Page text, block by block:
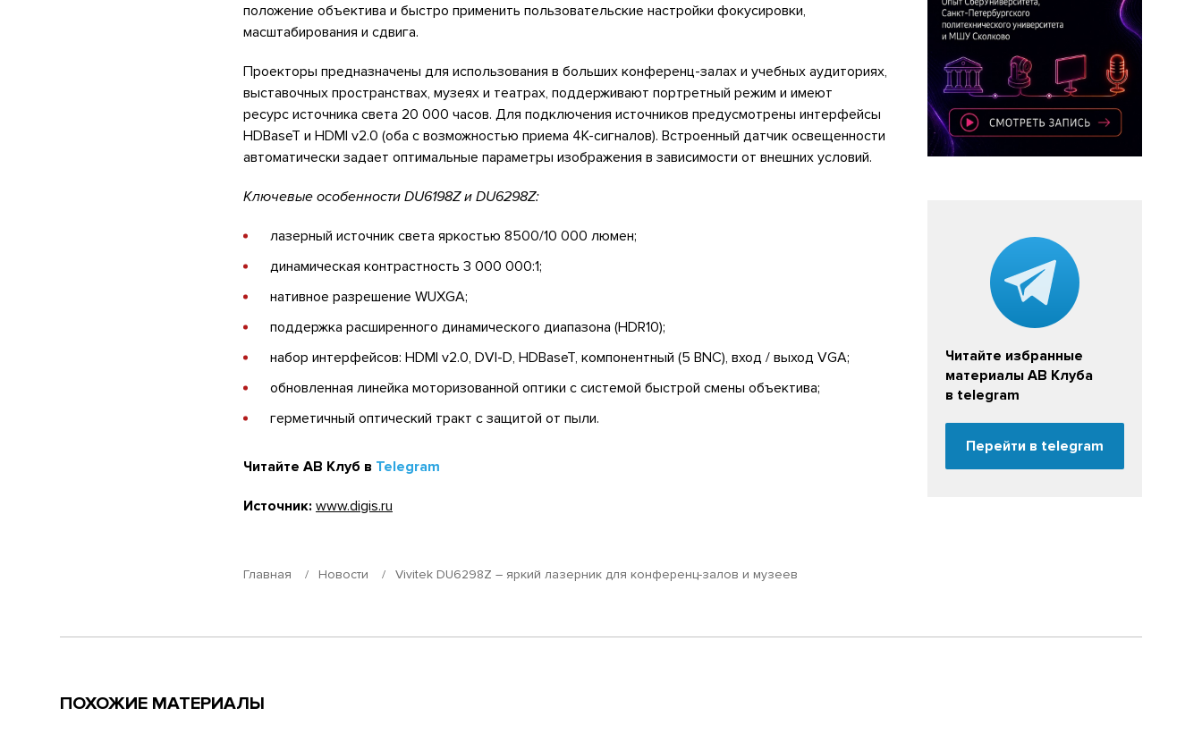
положение объектива и быстро применить пользовательские настройки фокусировки,
масштабирования и сдвига.
Проекторы предназначены для использования в больших конференц-залах и учебных аудиториях,
выставочных пространствах, музеях и театрах, поддерживают портретный режим и имеют
ресурс источника света 20 000 часов. Для подключения источников предусмотрены интерфейсы
HDBaseT и HDMI v2.0 (оба с возможностью приема 4K-сигналов). Встроенный датчик освещенности
автоматически задает оптимальные параметры изображения в зависимости от внешних условий.
Ключевые особенности DU6198Z и DU6298Z:
лазерный источник света яркостью 8500/10 000 люмен;
динамическая контрастность 3 000 000:1;
нативное разрешение WUXGA;
поддержка расширенного динамического диапазона (HDR10);
набор интерфейсов: HDMI v2.0, DVI-D, HDBaseT, компонентный (5 BNC), вход / выход VGA;
обновленная линейка моторизованной оптики с системой быстрой смены объектива;
герметичный оптический тракт с защитой от пыли.
Читайте АВ Клуб в Telegram
Источник: www.digis.ru
Главная Новости Vivitek DU6298Z – яркий лазерник для конференц-залов и музеев
Читайте избранные
материалы АВ Клуба
в telegram
Перейти в telegram
ПОХОЖИЕ МАТЕРИАЛЫ